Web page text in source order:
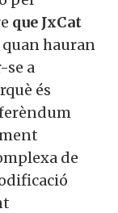
que JxCat
hauran
se a
és
de